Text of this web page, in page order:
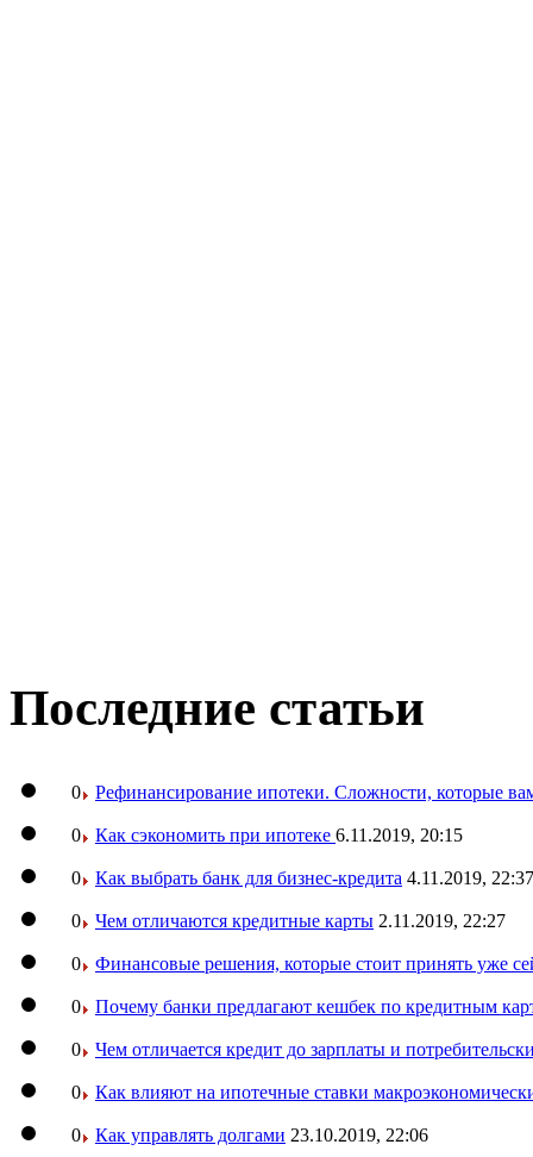
Последние статьи
0 Рефинансирование ипотеки. Сложности, которые
0 Как сэкономить при ипотеке 6.11.2019, 20:15
0 Как выбрать банк для бизнес-кредита 4.11.2019, 22:37
0 Чем отличаются кредитные карты 2.11.2019, 22:27
0 Финансовые решения, которые стоит принять уже
0 Почему банки предлагают кешбек по кредитным
0 Чем отличается кредит до зарплаты и
0 Как влияют на ипотечные ставки
0 Как управлять долгами 23.10.2019, 22:06